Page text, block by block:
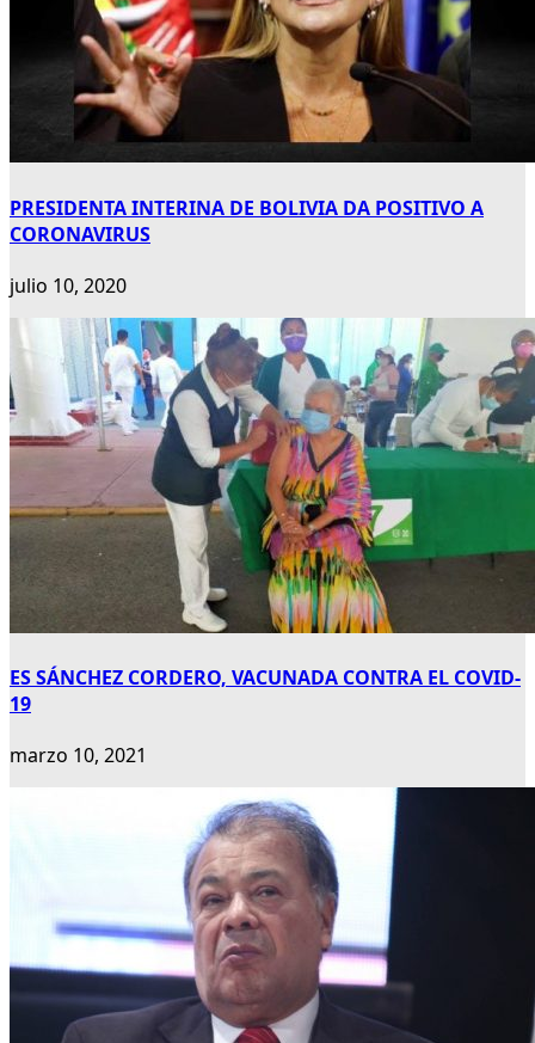
PRESIDENTA INTERINA DE BOLIVIA DA POSITIVO A
CORONAVIRUS
julio 10, 2020
ES SÁNCHEZ CORDERO, VACUNADA CONTRA EL COVID-
19
marzo 10, 2021